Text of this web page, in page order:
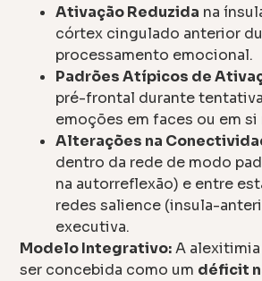
Ativação Reduzida na
córtex cingulado anterior
processamento emocional.
Padrões Atípicos de
pré-frontal durante
emoções em faces ou em si
Alterações na
dentro da rede de modo
na autorreflexão) e entre
redes salience (insula-
executiva.
Modelo Integrativo:A
ser concebida como um déficit